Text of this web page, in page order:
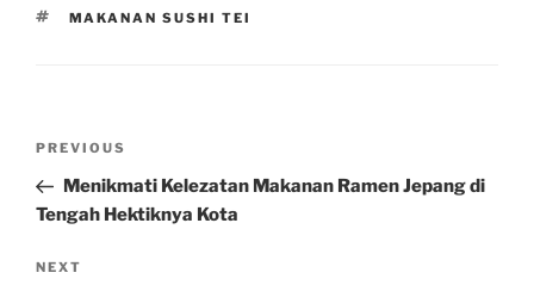
TAGS
MAKANAN SUSHI TEI
Previous
Post
PREVIOUS
Menikmati Kelezatan Makanan Ramen Jepang di
Tengah Hektiknya Kota
Next
NEXT